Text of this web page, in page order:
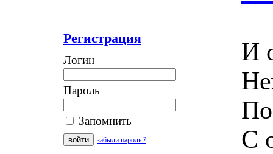
Регистрация
Логин
Пароль
Запомнить
забыли пароль ?
И
С